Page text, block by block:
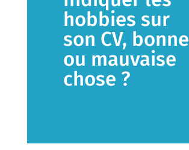
hobbies sur
son CV, bonne
ou mauvaise
chose ?